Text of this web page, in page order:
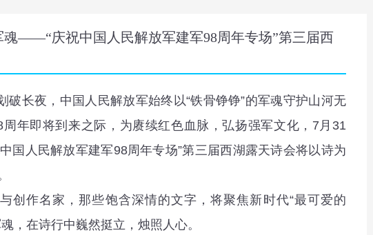
魂——“庆祝中国人民解放军建军98周年专场”第三届西
破长夜，中国人民解放军始终以“铁骨铮铮”的军魂守护山河无
年即将到来之际，为赓续红色血脉，弘扬强军文化，7月31
国人民解放军建军98周年专场”第三届西湖露天诗会将以诗为
创作名家，那些饱含深情的文字，将聚焦新时代“最可爱的
，在诗行中巍然挺立，烛照人心。